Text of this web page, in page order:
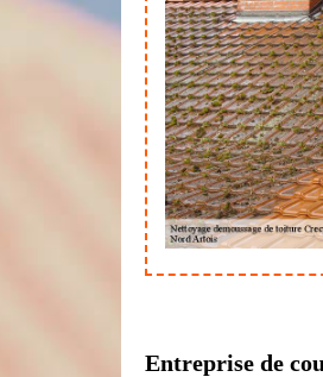
Entreprise de